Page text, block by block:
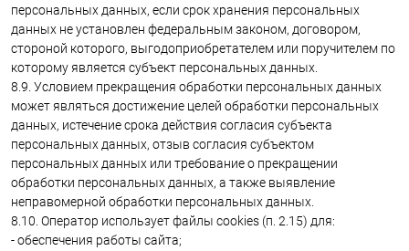
персональных данных, если срок хранения персональных
данных не установлен федеральным законом, договором,
стороной которого, выгодоприобретателем или поручителем по
которому является субъект персональных данных.
8.9. Условием прекращения обработки персональных данных
может являться достижение целей обработки персональных
данных, истечение срока действия согласия субъекта
персональных данных, отзыв согласия субъектом
персональных данных или требование о прекращении
обработки персональных данных, а также выявление
неправомерной обработки персональных данных.
8.10. Оператор использует файлы cookies (п. 2.15) для:
- обеспечения работы сайта;